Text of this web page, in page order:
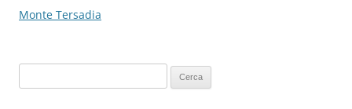
Monte Tersadia
per: